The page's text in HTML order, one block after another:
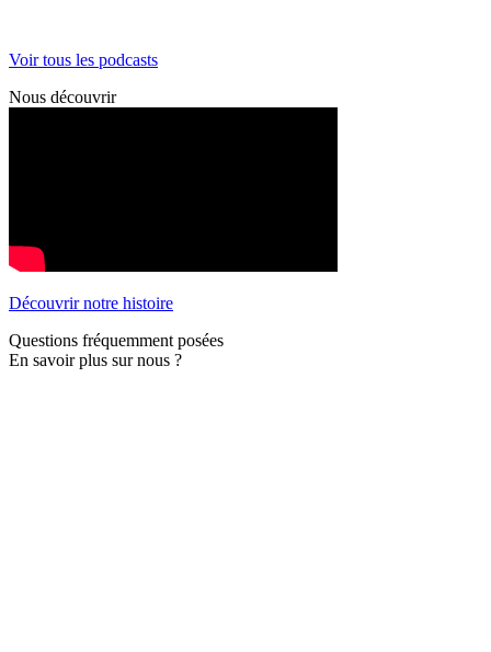
Voir tous les podcasts
Nous découvrir
Découvrir notre histoire
Questions fréquemment posées
En savoir plus sur nous ?